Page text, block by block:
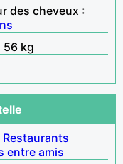
des cheveux :
56 kg
Restaurants
entre amis